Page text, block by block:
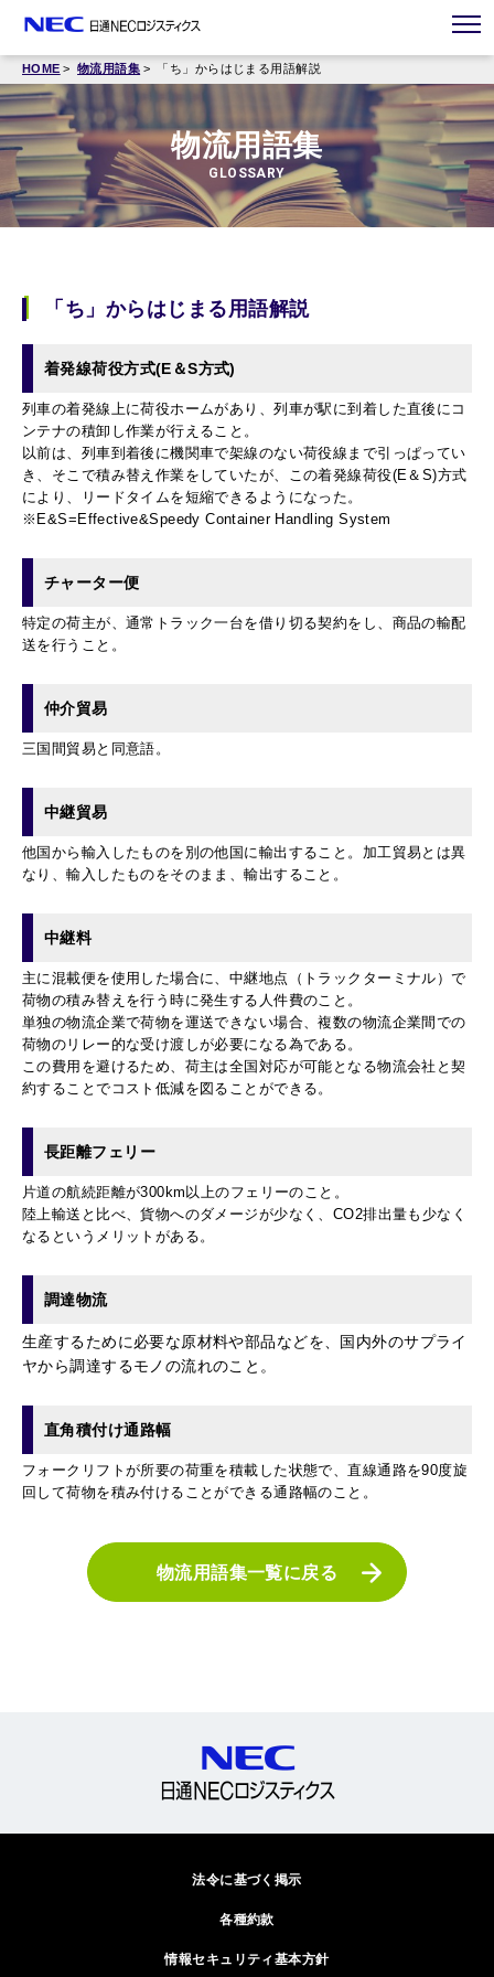
HOME 物流用語集 「ち」からはじまる用語解説
物流用語集
GLOSSARY
「ち」からはじまる用語解説
着発線荷役方式(E＆S方式)
列車の着発線上に荷役ホームがあり、列車が駅に到着した直後にコ
ンテナの積卸し作業が行えること。
以前は、列車到着後に機関車で架線のない荷役線まで引っぱってい
き、そこで積み替え作業をしていたが、この着発線荷役(E＆S)方式
により、リードタイムを短縮できるようになった。
※E&S=Effective&Speedy Container Handling System
チャーター便
特定の荷主が、通常トラック一台を借り切る契約をし、商品の輸配
送を行うこと。
仲介貿易
三国間貿易と同意語。
中継貿易
他国から輸入したものを別の他国に輸出すること。加工貿易とは異
なり、輸入したものをそのまま、輸出すること。
中継料
主に混載便を使用した場合に、中継地点（トラックターミナル）で
荷物の積み替えを行う時に発生する人件費のこと。
単独の物流企業で荷物を運送できない場合、複数の物流企業間での
荷物のリレー的な受け渡しが必要になる為である。
この費用を避けるため、荷主は全国対応が可能となる物流会社と契
約することでコスト低減を図ることができる。
長距離フェリー
片道の航続距離が300km以上のフェリーのこと。
陸上輸送と比べ、貨物へのダメージが少なく、CO2排出量も少なく
なるというメリットがある。
調達物流
生産するために必要な原材料や部品などを、国内外のサプライ
ヤから調達するモノの流れのこと。
直角積付け通路幅
フォークリフトが所要の荷重を積載した状態で、直線通路を90度旋
回して荷物を積み付けることができる通路幅のこと。
物流用語集一覧に戻る
法令に基づく掲示
各種約款
情報セキュリティ基本方針